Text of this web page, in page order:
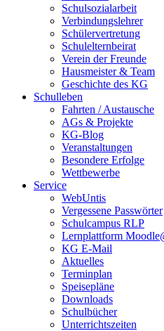
Schulsozialarbeit
Verbindungslehrer
Schülervertretung
Schulelternbeirat
Verein der Freunde
Hausmeister & Team
Geschichte des KG
Schulleben
Fahrten / Austausche
AGs & Projekte
KG-Blog
Veranstaltungen
Besondere Erfolge
Wettbewerbe
Service
WebUntis
Vergessene Passwörter
Schulcampus RLP
Lernplattform
KG E-Mail
Aktuelles
Terminplan
Speisepläne
Downloads
Schulbücher
Unterrichtszeiten